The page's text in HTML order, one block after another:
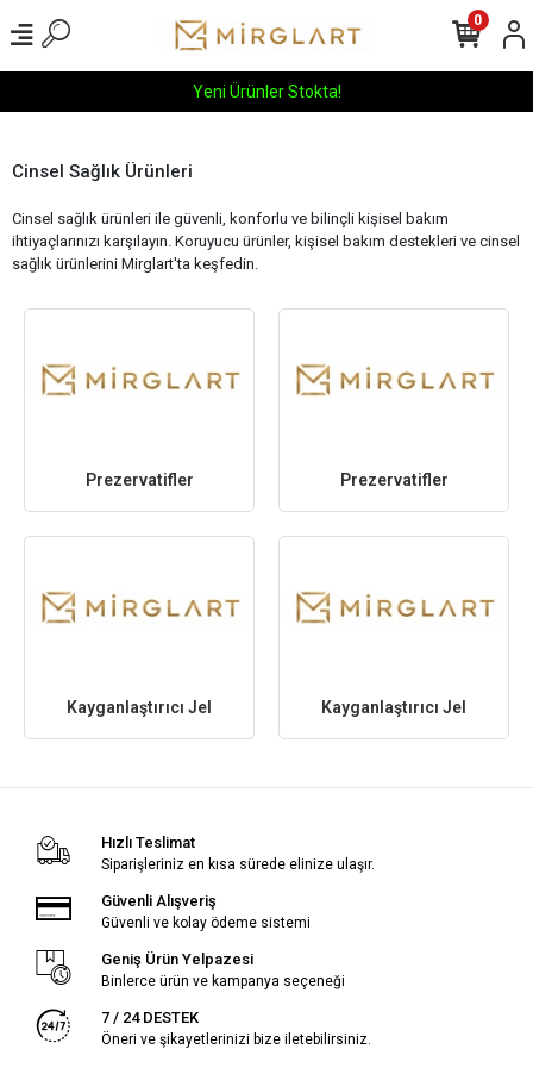
Yeni Ürünler Stokta!
0
Cinsel Sağlık Ürünleri
Cinsel sağlık ürünleri ile güvenli, konforlu ve bilinçli kişisel bakım
ihtiyaçlarınızı karşılayın. Koruyucu ürünler, kişisel bakım destekleri ve cinsel
sağlık ürünlerini Mirglart'ta keşfedin.
Prezervatifler Prezervatifler
Kayganlaştırıcı Jel Kayganlaştırıcı Jel
Hızlı Teslimat
Siparişleriniz en kısa sürede elinize ulaşır.
Güvenli Alışveriş
Güvenli ve kolay ödeme sistemi
Geniş Ürün Yelpazesi
Binlerce ürün ve kampanya seçeneği
7 / 24 DESTEK
Öneri ve şikayetlerinizi bize iletebilirsiniz.